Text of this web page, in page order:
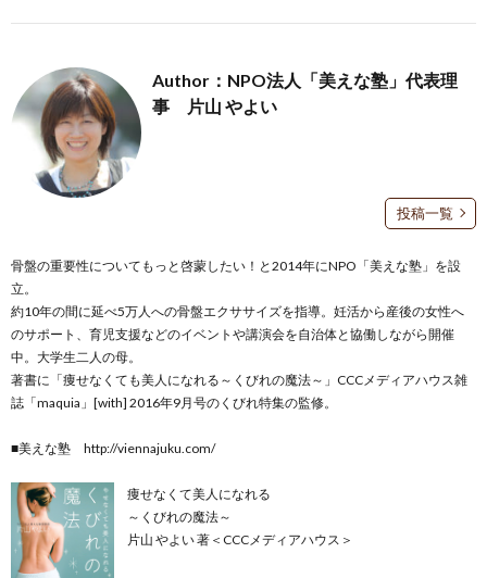
Author：NPO法人「美えな塾」代表理
事 片山 やよい
投稿一覧
骨盤の重要性についてもっと啓蒙したい！と2014年にNPO「美えな塾」を設
立。
約10年の間に延べ5万人への骨盤エクササイズを指導。妊活から産後の女性へ
のサポート、育児支援などのイベントや講演会を自治体と協働しながら開催
中。大学生二人の母。
著書に「痩せなくても美人になれる～くびれの魔法～」CCCメディアハウス雑
誌「maquia」[with] 2016年9月号のくびれ特集の監修。
■美えな塾 http://viennajuku.com/
痩せなくて美人になれる
～くびれの魔法～
片山 やよい 著＜CCCメディアハウス＞